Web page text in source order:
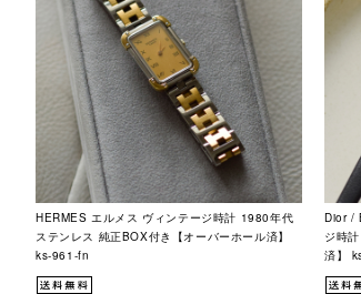
HERMES エルメス ヴィンテージ時計 1980年代
ステンレス 純正BOX付き【オーバーホール済】
ks-961-fn
Dior /
ジ時
済】